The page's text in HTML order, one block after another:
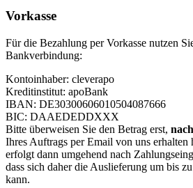
Vorkasse
Für die Bezahlung per Vorkasse nutzen
Bankverbindung:
Kontoinhaber: cleverapo
Kreditinstitut: apoBank
IBAN: DE30300606010504087666
BIC: DAAEDEDDXXX
Bitte überweisen Sie den Betrag erst,
Ihres Auftrags per Email von uns erhalten
erfolgt dann umgehend nach
dass sich daher die Auslieferung um bis
kann.